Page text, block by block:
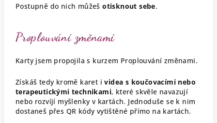
Postupně do nich můžešotisknout sebe.
Proplouvání změnami
Karty jsem propojila s kurzem Proplouvání změnami.
Získáš tedy kromě karet ividea s koučovacími nebo
terapeutickými technikami, které skvěle navazují
nebo rozvíjí myšlenky v kartách. Jednoduše se k nim
dostaneš přes QR kódy vytištěné přímo na kartách.